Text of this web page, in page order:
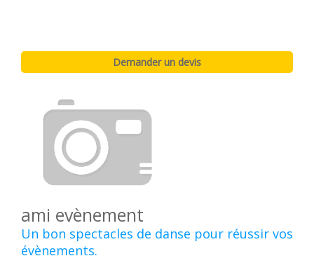
ami evènement
Un bon spectacles de danse pour réussir vos
évènements.